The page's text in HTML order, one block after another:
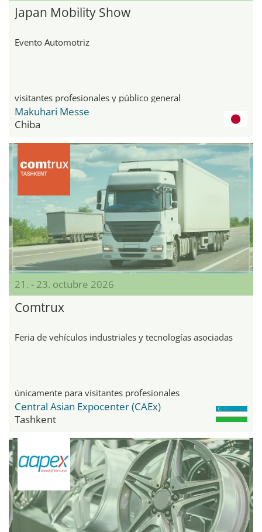
Japan Mobility Show
Evento Automotriz
visitantes profesionales y público general
Makuhari Messe
Chiba
21. - 23. octubre 2026
Comtrux
Feria de vehículos industriales y tecnologías asociadas
únicamente para visitantes profesionales
Central Asian Expocenter (CAEx)
Tashkent